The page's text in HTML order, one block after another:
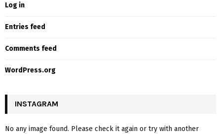
Log in
Entries feed
Comments feed
WordPress.org
INSTAGRAM
No any image found. Please check it again or try with another